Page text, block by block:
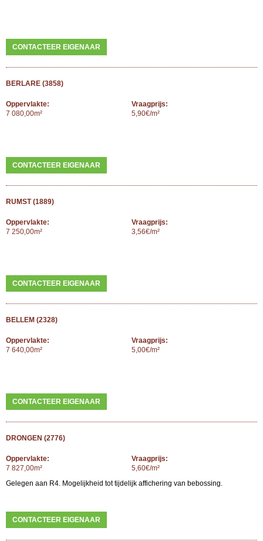
CONTACTEER EIGENAAR
BERLARE (3858)
Oppervlakte:
7 080,00m²
Vraagprijs:
5,90€/m²
CONTACTEER EIGENAAR
RUMST (1889)
Oppervlakte:
7 250,00m²
Vraagprijs:
3,56€/m²
CONTACTEER EIGENAAR
BELLEM (2328)
Oppervlakte:
7 640,00m²
Vraagprijs:
5,00€/m²
CONTACTEER EIGENAAR
DRONGEN (2776)
Oppervlakte:
7 827,00m²
Vraagprijs:
5,60€/m²
Gelegen aan R4. Mogelijkheid tot tijdelijk affichering van bebossing.
CONTACTEER EIGENAAR